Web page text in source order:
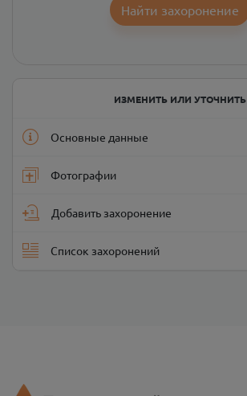
Найти захоронение
ИЗМЕНИТЬ ИЛИ УТОЧНИТЬ
Основные данные
Фотографии
Добавить захоронение
Список захоронений